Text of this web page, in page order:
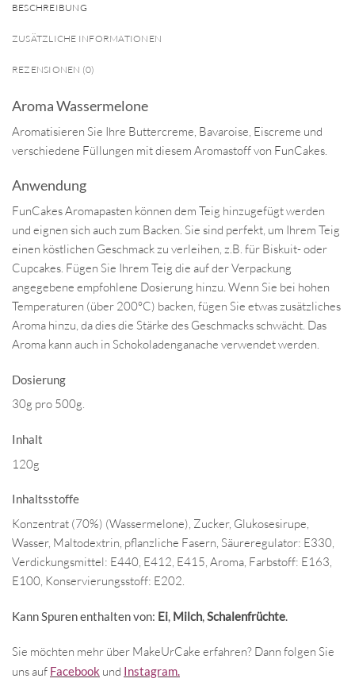
BESCHREIBUNG
ZUSÄTZLICHE INFORMATIONEN
REZENSIONEN (0)
Aroma Wassermelone
Aromatisieren Sie Ihre Buttercreme, Bavaroise, Eiscreme und
verschiedene Füllungen mit diesem Aromastoff von FunCakes.
Anwendung
FunCakes Aromapasten können dem Teig hinzugefügt werden
und eignen sich auch zum Backen. Sie sind perfekt, um Ihrem Teig
einen köstlichen Geschmack zu verleihen, z.B. für Biskuit- oder
Cupcakes. Fügen Sie Ihrem Teig die auf der Verpackung
angegebene empfohlene Dosierung hinzu. Wenn Sie bei hohen
Temperaturen (über 200°C) backen, fügen Sie etwas zusätzliches
Aroma hinzu, da dies die Stärke des Geschmacks schwächt. Das
Aroma kann auch in Schokoladenganache verwendet werden.
Dosierung
30g pro 500g.
Inhalt
120g
Inhaltsstoffe
Konzentrat (70%) (Wassermelone), Zucker, Glukosesirupe,
Wasser, Maltodextrin, pflanzliche Fasern, Säureregulator: E330,
Verdickungsmittel: E440, E412, E415, Aroma, Farbstoff: E163,
E100, Konservierungsstoff: E202.
Kann Spuren enthalten von: Ei, Milch,Schalenfrüchte.
Sie möchten mehr über MakeUrCake erfahren? Dann folgen Sie
uns auf Facebook und Instagram.